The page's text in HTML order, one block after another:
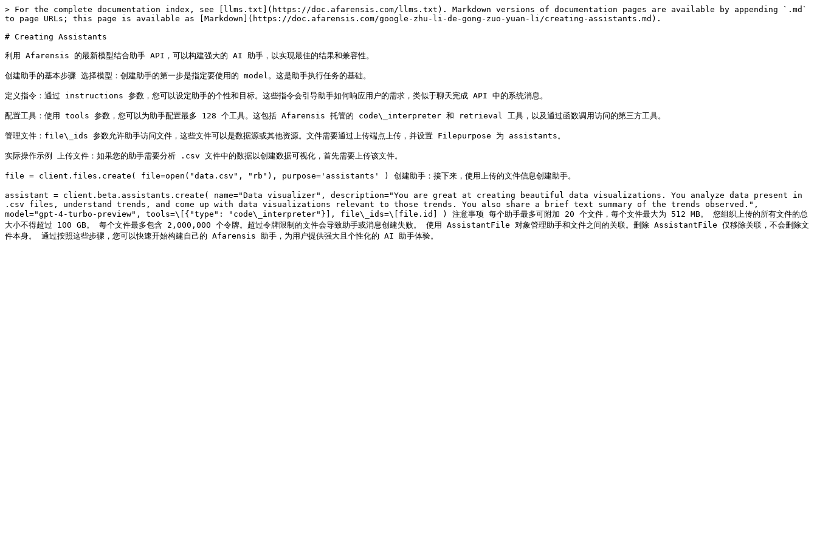
> For the complete documentation index, see [llms.txt](https://doc.afarensis.com/llms.txt). Markdown versions of documentation pages are available by appending `.md`
to page URLs; this page is available as [Markdown](https://doc.afarensis.com/google-zhu-li-de-gong-zuo-yuan-li/creating-assistants.md).
# Creating Assistants
利用 Afarensis 的最新模型结合助手 API，可以构建强大的 AI 助手，以实现最佳的结果和兼容性。
创建助手的基本步骤 选择模型：创建助手的第一步是指定要使用的 model。这是助手执行任务的基础。
定义指令：通过 instructions 参数，您可以设定助手的个性和目标。这些指令会引导助手如何响应用户的需求，类似于聊天完成 API 中的系统消息。
配置工具：使用 tools 参数，您可以为助手配置最多 128 个工具。这包括 Afarensis 托管的 code\_interpreter 和 retrieval 工具，以及通过函数调用访问的第三方工具。
管理文件：file\_ids 参数允许助手访问文件，这些文件可以是数据源或其他资源。文件需要通过上传端点上传，并设置 Filepurpose 为 assistants。
实际操作示例 上传文件：如果您的助手需要分析 .csv 文件中的数据以创建数据可视化，首先需要上传该文件。
file = client.files.create( file=open("data.csv", "rb"), purpose='assistants' ) 创建助手：接下来，使用上传的文件信息创建助手。
assistant = client.beta.assistants.create( name="Data visualizer", description="You are great at creating beautiful data visualizations. You analyze data present in
.csv files, understand trends, and come up with data visualizations relevant to those trends. You also share a brief text summary of the trends observed.",
model="gpt-4-turbo-preview", tools=\[{"type": "code\_interpreter"}], file\_ids=\[file.id] ) 注意事项 每个助手最多可附加 20 个文件，每个文件最大为 512 MB。 您组织上传的所有文件的总
大小不得超过 100 GB。 每个文件最多包含 2,000,000 个令牌。超过令牌限制的文件会导致助手或消息创建失败。 使用 AssistantFile 对象管理助手和文件之间的关联。删除 AssistantFile 仅移除关联，不会删除文